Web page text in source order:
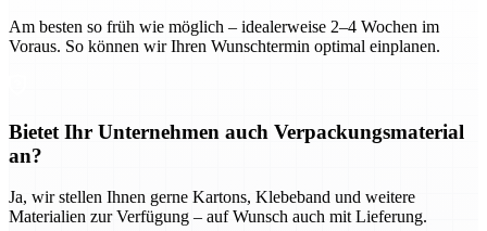
Am besten so früh wie möglich – idealerweise 2–4 Wochen im
Voraus. So können wir Ihren Wunschtermin optimal einplanen.
Bietet Ihr Unternehmen auch Verpackungsmaterial
an?
Ja, wir stellen Ihnen gerne Kartons, Klebeband und weitere
Materialien zur Verfügung – auf Wunsch auch mit Lieferung.